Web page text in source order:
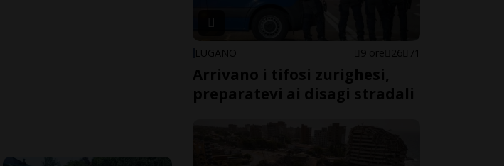
LUGANO 9 ore 26 71
Arrivano i tifosi zurighesi,
preparatevi ai disagi stradali